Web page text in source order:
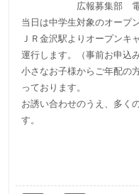
広報募集部 電話
当日は中学生対象のオープ
ＪＲ金沢駅よりオープンキ
運行します。（事前お申込み
小さなお子様からご年配の
っております。
お誘い合わせのうえ、多く
す。